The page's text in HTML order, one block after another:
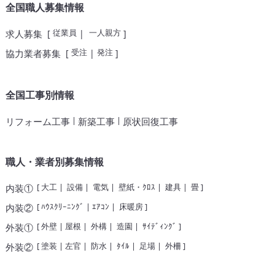
全国職人募集情報
求人募集[ 従業員| 一人親方]
協力業者募集[ 受注| 発注]
全国工事別情報
リフォーム工事| 新築工事| 原状回復工事
職人・業者別募集情報
内装①[ 大工| 設備| 電気| 壁紙・ｸﾛｽ | 建具| 畳]
内装②[ﾊｳｽｸﾘｰﾆﾝｸﾞ | ｴｱｺﾝ | 床暖房]
外装①[外壁| 屋根 | 外構| 造園 | ｻｲﾃﾞｨﾝｸﾞ ]
外装②[塗装 | 左官 | 防水| ﾀｲﾙ | 足場| 外柵 ]